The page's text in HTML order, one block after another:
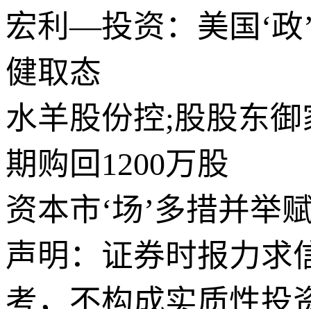
宏利—投资：美国‘政
健取态
水羊股份控;股股东
期购回1200万股
资本市‘场’多措并举
声明：证券时报力求
考，不构成实质性投